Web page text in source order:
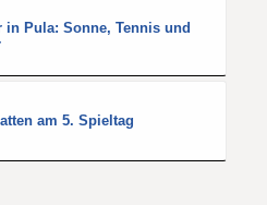
in Pula: Sonne, Tennis und
am 5. Spieltag